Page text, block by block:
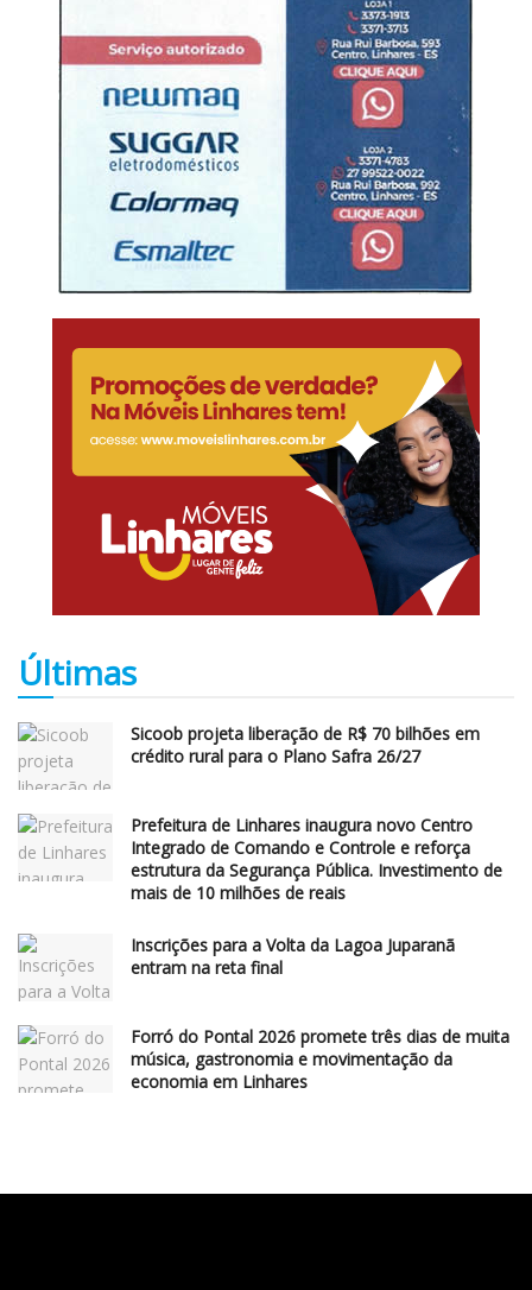
Últimas
Sicoob projeta liberação de R$ 70 bilhões em
crédito rural para o Plano Safra 26/27
Prefeitura de Linhares inaugura novo Centro
Integrado de Comando e Controle e reforça
estrutura da Segurança Pública. Investimento de
mais de 10 milhões de reais
Inscrições para a Volta da Lagoa Juparanã
entram na reta final
Forró do Pontal 2026 promete três dias de muita
música, gastronomia e movimentação da
economia em Linhares